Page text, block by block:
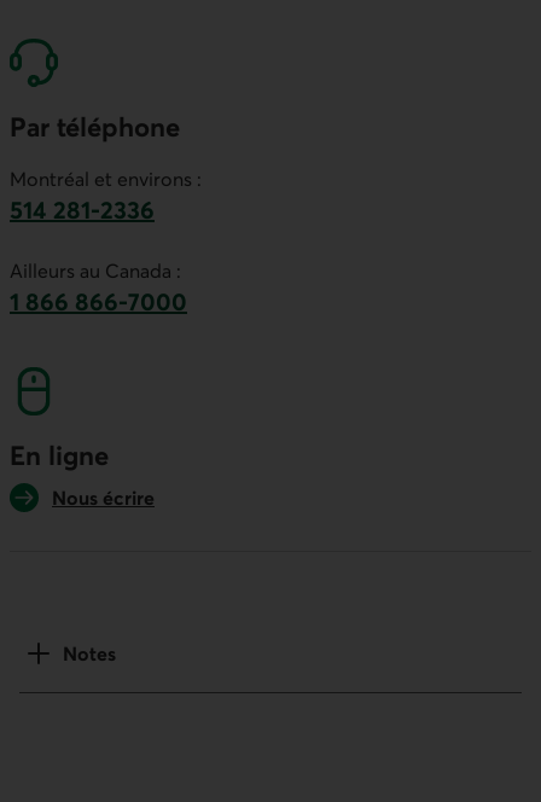
Par téléphone
Montréal et environs :
514 281-2336
Ailleurs au Canada :
1 866 866-7000
En ligne
Nous écrire
Notes